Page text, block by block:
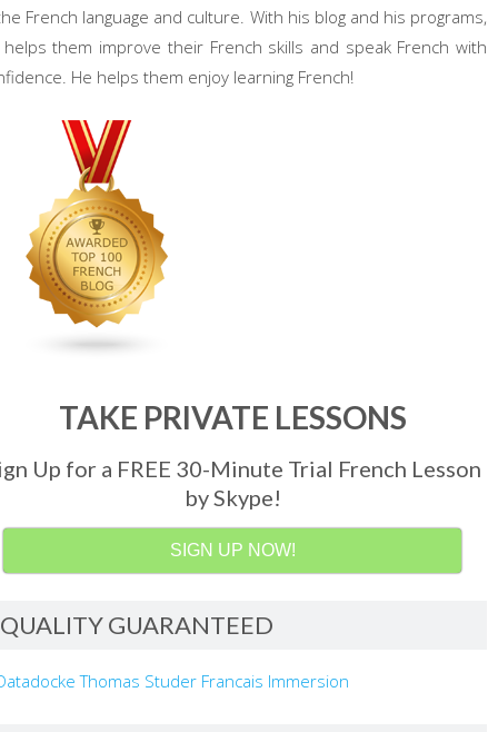
French language and culture. With his blog and his programs,
them improve their French skills and speak French with
He helps them enjoy learning French!
TAKE PRIVATE LESSONS
Up for a FREE 30-Minute Trial French Lesson
by Skype!
SIGN UP NOW!
QUALITY GUARANTEED